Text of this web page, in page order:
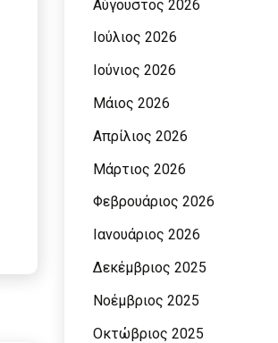
Αύγουστος 2026
Ιούλιος 2026
Ιούνιος 2026
Μάιος 2026
Απρίλιος 2026
Μάρτιος 2026
Φεβρουάριος 2026
Ιανουάριος 2026
Δεκέμβριος 2025
Νοέμβριος 2025
Οκτώβριος 2025